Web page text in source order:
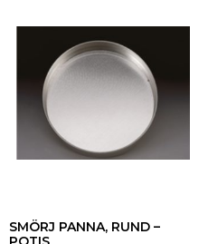
SMÖRJ PANNA, RUND –